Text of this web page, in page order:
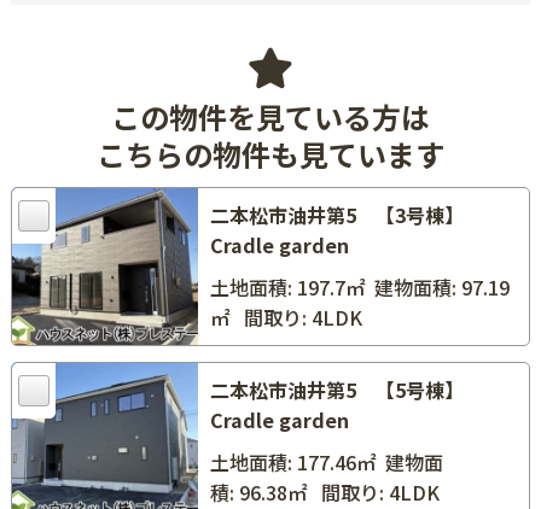
この物件を見ている方は
こちらの物件も見ています
二本松市油井第5 【3号棟】
Cradle garden
土地面積: 197.7㎡建物面積: 97.19
㎡ 間取り: 4LDK
二本松市油井第5 【5号棟】
Cradle garden
土地面積: 177.46㎡建物面
積: 96.38㎡ 間取り: 4LDK